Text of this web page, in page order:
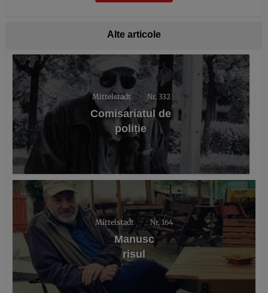
Alte articole
Mittelstadt Nr. 332
Comisariatul de
poliție
Mittelstadt Nr. 164
Manusc
risul